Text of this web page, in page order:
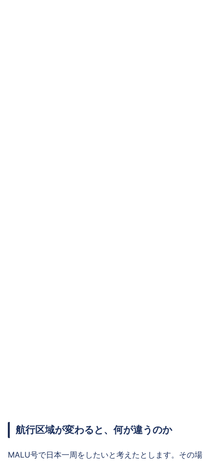
航行区域が変わると、何が違うのか
MALU号で日本一周をしたいと考えたとします。その場